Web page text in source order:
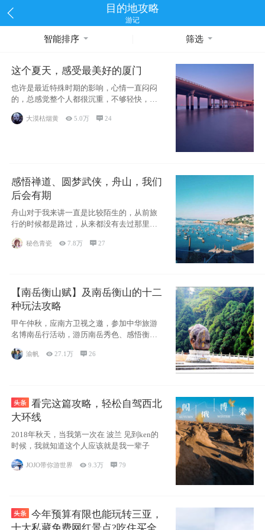
目的地攻略
游记
智能排序 筛选
这个夏天，感受最美好的厦门
也许是最近特殊时期的影响，心情一直闷闷
的，总感觉整个人都很沉重，不够轻快，当
然也有可能是疫情影响，许
大漠枯烟黄  5.0万 24
感悟禅道、圆梦武侠，舟山，我们
后会有期
舟山对于我来讲一直是比较陌生的，从前旅
行的时候都是路过，从来都没有去过那里游
秘色青瓷 7.8万 27
【南岳衡山赋】及南岳衡山的十二
种玩法攻略
甲午仲秋，应南方卫视之邀，参加中华旅游
名博南岳行活动，游历南岳秀色、感悟衡山
博大、品
渝帆 27.1万 26
看完这篇攻略，轻松自驾西北
大环线
2018年秋天，当我第一次在 波兰 见到ken的
时候，我就知道这个人应该就是我一辈子
JOJO带你游世界 9.3万 79
今年预算有限也能玩转三亚，